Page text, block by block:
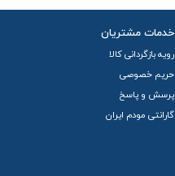
خدمات مشتریان
رویه بازگردانی کالا
حریم خصوصی
پرسش و پاسخ
گارانتی مودم ایران